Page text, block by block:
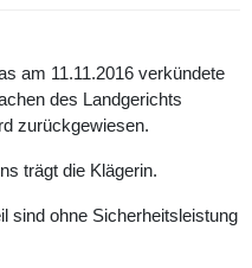
am 11.11.2016 verkündete
des Landgerichts
zurückgewiesen.
trägt die Klägerin.
sind ohne Sicherheitsleistung